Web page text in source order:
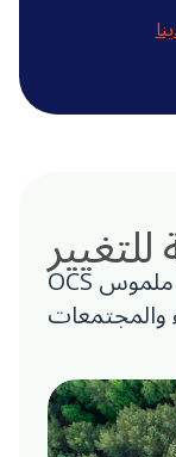
OCS في موقع يمكنه من إحداث فرق ملموس